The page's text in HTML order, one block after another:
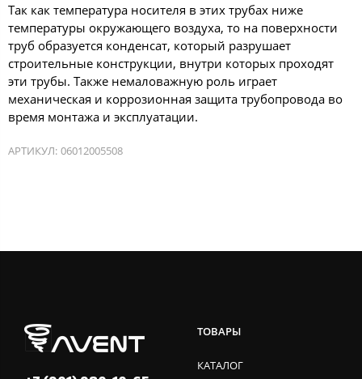
Так как температура носителя в этих трубах ниже
температуры окружающего воздуха, то на поверхности
труб образуется конденсат, который разрушает
строительные конструкции, внутри которых проходят
эти трубы. Также немаловажную роль играет
механическая и коррозионная защита трубопровода во
время монтажа и эксплуатации.
АРТИКУЛ: 06012005508
ТОВАРЫ
КАТАЛОГ